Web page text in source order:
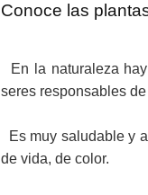
Conoce las
En la naturaleza
seres responsables
Es muy saludable y
de vida, de color.